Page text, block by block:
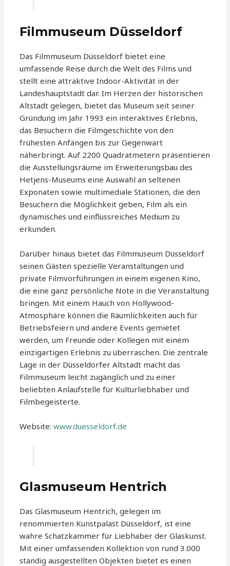
Filmmuseum Düsseldorf
Das Filmmuseum Düsseldorf bietet eine
umfassende Reise durch die Welt des Films und
stellt eine attraktive Indoor-Aktivität in der
Landeshauptstadt dar. Im Herzen der historischen
Altstadt gelegen, bietet das Museum seit seiner
Gründung im Jahr 1993 ein interaktives Erlebnis,
das Besuchern die Filmgeschichte von den
frühesten Anfängen bis zur Gegenwart
näherbringt. Auf 2200 Quadratmetern präsentieren
die Ausstellungsräume im Erweiterungsbau des
Hetjens-Museums eine Auswahl an seltenen
Exponaten sowie multimediale Stationen, die den
Besuchern die Möglichkeit geben, Film als ein
dynamisches und einflussreiches Medium zu
erkunden.
Darüber hinaus bietet das Filmmuseum Düsseldorf
seinen Gästen spezielle Veranstaltungen und
private Filmvorführungen in einem eigenen Kino,
die eine ganz persönliche Note in die Veranstaltung
bringen. Mit einem Hauch von Hollywood-
Atmosphäre können die Räumlichkeiten auch für
Betriebsfeiern und andere Events gemietet
werden, um Freunde oder Kollegen mit einem
einzigartigen Erlebnis zu überraschen. Die zentrale
Lage in der Düsseldorfer Altstadt macht das
Filmmuseum leicht zugänglich und zu einer
beliebten Anlaufstelle für Kulturliebhaber und
Filmbegeisterte.
Website:www.duesseldorf.de
Glasmuseum Hentrich
Das Glasmuseum Hentrich, gelegen im
renommierten Kunstpalast Düsseldorf, ist eine
wahre Schatzkammer für Liebhaber der Glaskunst.
Mit einer umfassenden Kollektion von rund 3.000
ständig ausgestellten Objekten bietet es einen